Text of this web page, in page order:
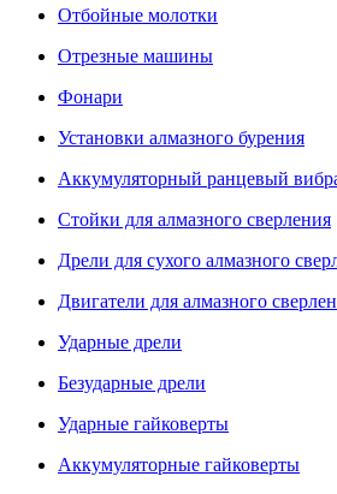
Отбойные молотки
Отрезные машины
Фонари
Установки алмазного бурения
Аккумуляторный ранцевый
Стойки для алмазного сверления
Дрели для сухого алмазного
Двигатели для алмазного
Ударные дрели
Безударные дрели
Ударные гайковерты
Аккумуляторные гайковерты